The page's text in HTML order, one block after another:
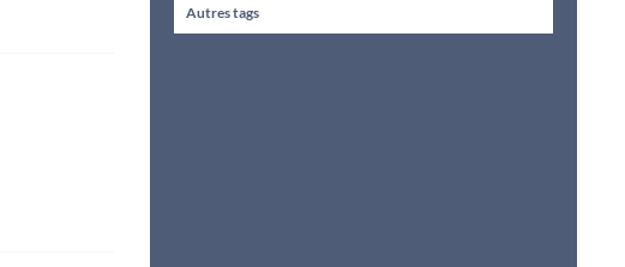
Autres tags